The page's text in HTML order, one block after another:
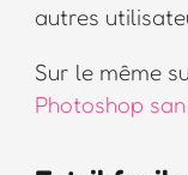
autres
Sur le même
Photoshop